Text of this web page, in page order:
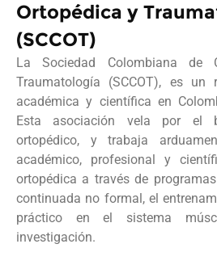
Ortopédica y
(SCCOT)
La Sociedad Colombiana de
Traumatología (SCCOT), es un
académica y científica en
Esta asociación vela por el
ortopédico, y trabaja
académico, profesional y
ortopédica a través de
continuada no formal, el
práctico en el sistema
investigación.